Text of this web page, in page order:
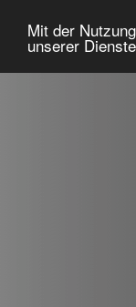
Mit der
unserer